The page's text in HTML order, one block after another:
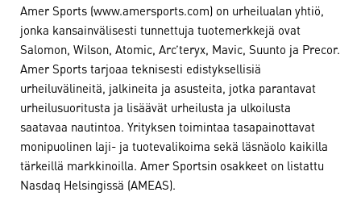
Amer Sports (www.amersports.com) on urheilualan yhtiö,
jonka kansainvälisesti tunnettuja tuotemerkkejä ovat
Salomon, Wilson, Atomic, Arc’teryx, Mavic, Suunto ja Precor.
Amer Sports tarjoaa teknisesti edistyksellisiä
urheiluvälineitä, jalkineita ja asusteita, jotka parantavat
urheilusuoritusta ja lisäävät urheilusta ja ulkoilusta
saatavaa nautintoa. Yrityksen toimintaa tasapainottavat
monipuolinen laji- ja tuotevalikoima sekä läsnäolo kaikilla
tärkeillä markkinoilla. Amer Sportsin osakkeet on listattu
Nasdaq Helsingissä (AMEAS).